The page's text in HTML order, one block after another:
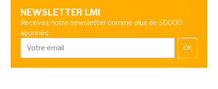
NEWSLETTER LMI
Recevez notre newsletter comme plus de 50000
abonnés
OK